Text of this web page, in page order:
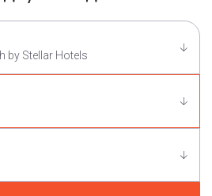
by Stellar Hotels